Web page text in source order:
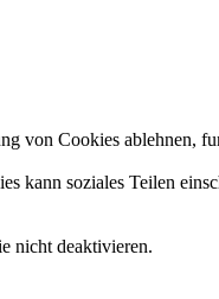
von Cookies ablehnen,
kann soziales Teilen
nicht deaktivieren.